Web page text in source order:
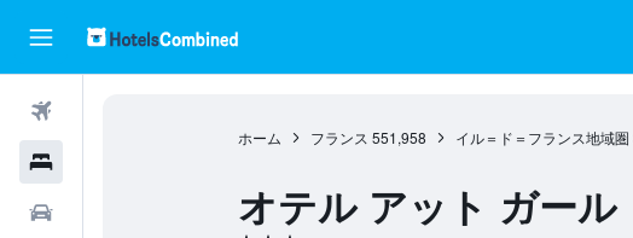
ホーム フランス 551,958 イル＝ド＝フランス地域圏
オテル アット ガール